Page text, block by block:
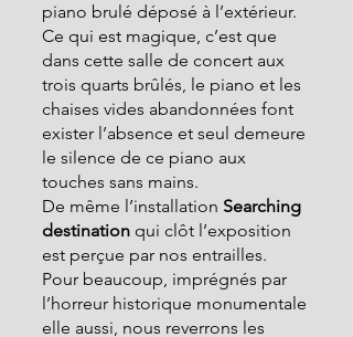
piano brulé déposé à l’extérieur.
Ce qui est magique, c’est que
dans cette salle de concert aux
trois quarts brûlés, le piano et les
chaises vides abandonnées font
exister l’absence et seul demeure
le silence de ce piano aux
touches sans mains.
De même l’installation Searching
destination qui clôt l’exposition
est perçue par nos entrailles.
Pour beaucoup, imprégnés par
l’horreur historique monumentale
elle aussi, nous reverrons les